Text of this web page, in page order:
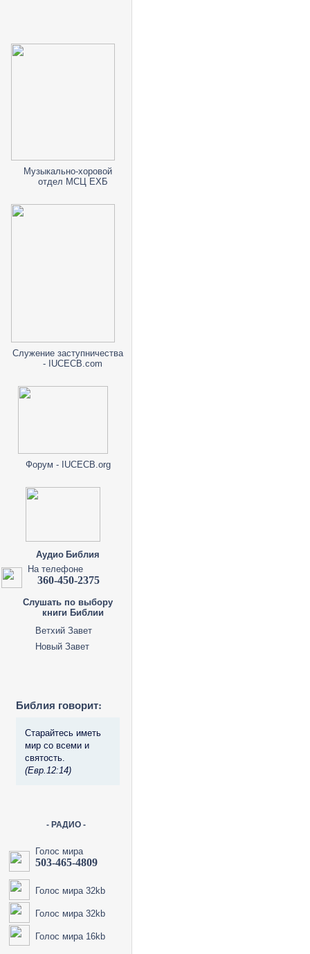
Музыкально-хоровой
отдел МСЦ ЕХБ
Служение заступничества
- IUCECB.com
Форум - IUCECB.org
Аудио Библия
На телефоне
360-450-2375
Слушать по выбору
книги Библии
Ветхий Завет
Новый Завет
Библия говорит:
Старайтесь иметь
мир со всеми и
святость.
(Евр.12:14)
- РАДИО -
Голос мира
503-465-4809
Голос мира 32kb
Голос мира 32kb
Голос мира 16kb